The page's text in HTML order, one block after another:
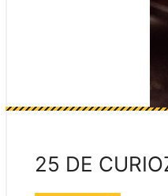
25 DE